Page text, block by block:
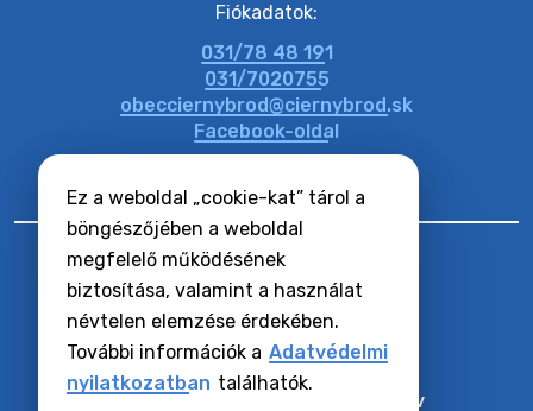
Ez a weboldal „cookie-kat” tárol a
böngészőjében a weboldal
megfelelő működésének
biztosítása, valamint a használat
névtelen elemzése érdekében.
További információk a Adatvédelmi
nyilatkozatban találhatók.
20. július 2026 11:48
Fiókadatok:
031/78 48 191
031/7020755
obecciernybrod@ciernybrod.sk
Facebook-oldal
Hozzáférhetőségi nyilatkozat
Zásady ochrany osobných údajov